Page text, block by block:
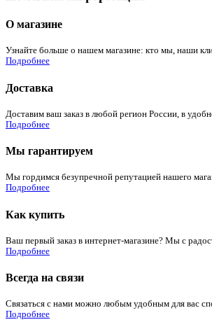
О магазине
Узнайте больше о нашем магазине: кто мы, наши
Подробнее
Доставка
Доставим ваш заказ в любой регион России, в
Подробнее
Мы гарантируем
Мы гордимся безупречной репутацией нашего
Подробнее
Как купить
Ваш первый заказ в интернет-магазине? Мы с
Подробнее
Всегда на связи
Связаться с нами можно любым удобным для вас
Подробнее